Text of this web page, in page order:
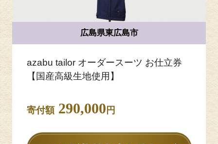
広島県東広島市
azabu tailor オーダースーツ お仕立券
【国産高級生地使用】
寄付額290,000 円